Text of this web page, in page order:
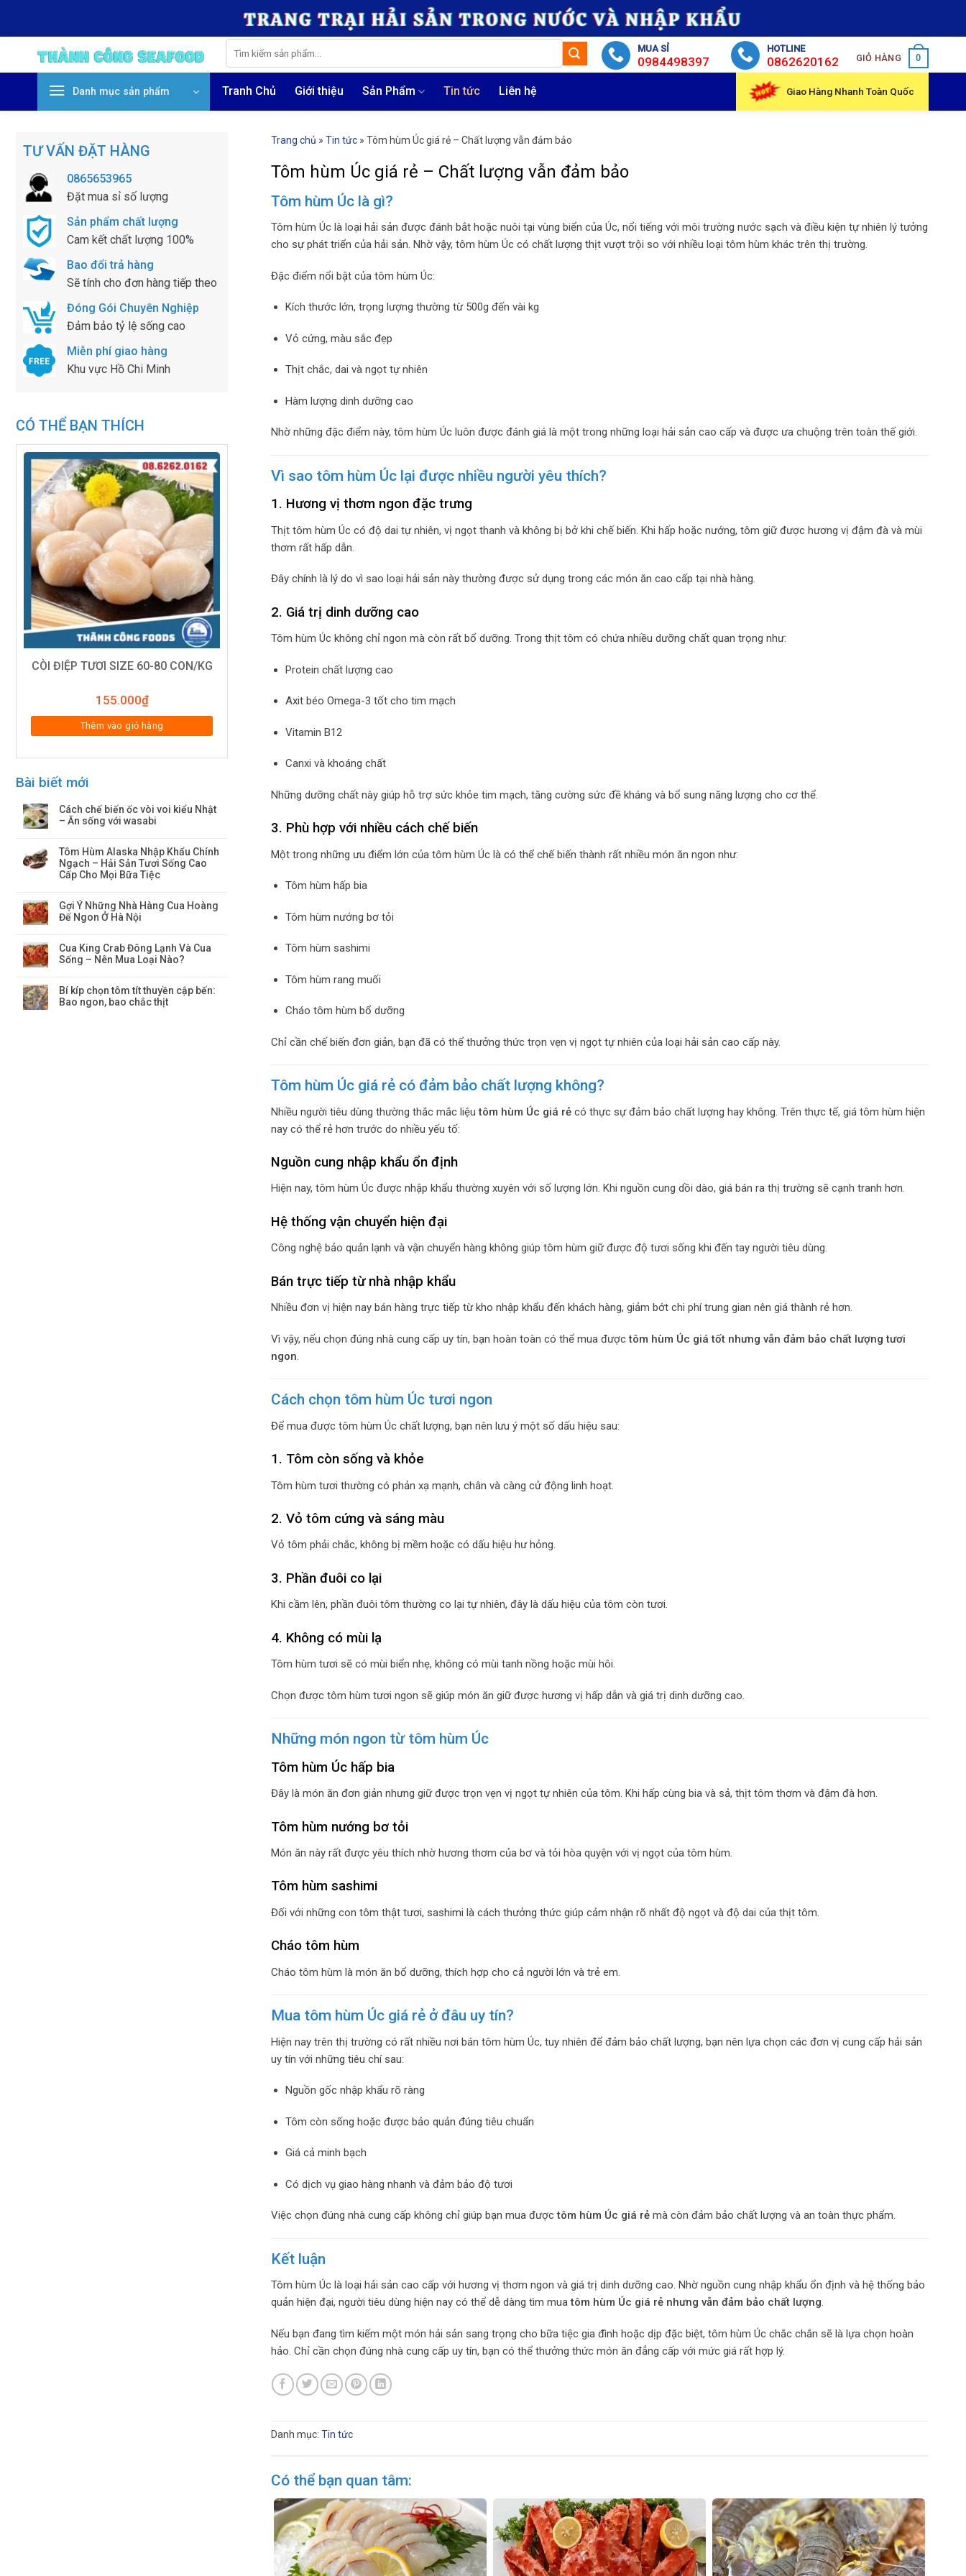
kiếm:
MUA SỈ
0984498397
HOTLINE
0862620162 GIỎ HÀNG 0
Danh mục sản phẩm Tranh Chủ Giới thiệu Sản Phẩm Tin tức Liên hệ Giao Hàng Nhanh Toàn Quốc
TƯ VẤN ĐẶT HÀNG
0865653965
Đặt mua sỉ số lượng
Sản phẩm chất lượng
Cam kết chất lượng 100%
Bao đổi trả hàng
Sẽ tính cho đơn hàng tiếp theo
Đóng Gói Chuyên Nghiệp
Đảm bảo tỷ lệ sống cao
Miễn phí giao hàng
Khu vực Hồ Chi Minh
CÓ THỂ BẠN THÍCH
CÒI ĐIỆP TƯƠI SIZE 60-80 CON/KG
155.000₫
Thêm vào giỏ hàng
Bài biết mới
Cách chế biến ốc vòi voi kiểu Nhật
– Ăn sống với wasabi
Tôm Hùm Alaska Nhập Khẩu Chính
Ngạch – Hải Sản Tươi Sống Cao
Cấp Cho Mọi Bữa Tiệc
Gợi Ý Những Nhà Hàng Cua Hoàng
Đế Ngon Ở Hà Nội
Cua King Crab Đông Lạnh Và Cua
Sống – Nên Mua Loại Nào?
Bí kíp chọn tôm tít thuyền cập bến:
Bao ngon, bao chắc thịt
Trang chủ » Tin tức » Tôm hùm Úc giá rẻ – Chất lượng vẫn đảm bảo
Tôm hùm Úc giá rẻ – Chất lượng vẫn đảm bảo
Tôm hùm Úc là gì?
Tôm hùm Úc là loại hải sản được đánh bắt hoặc nuôi tại vùng biển của Úc, nổi tiếng với môi trường nước sạch và điều kiện tự nhiên lý tưởng
cho sự phát triển của hải sản. Nhờ vậy, tôm hùm Úc có chất lượng thịt vượt trội so với nhiều loại tôm hùm khác trên thị trường.
Đặc điểm nổi bật của tôm hùm Úc:
Kích thước lớn, trọng lượng thường từ 500g đến vài kg
Vỏ cứng, màu sắc đẹp
Thịt chắc, dai và ngọt tự nhiên
Hàm lượng dinh dưỡng cao
Nhờ những đặc điểm này, tôm hùm Úc luôn được đánh giá là một trong những loại hải sản cao cấp và được ưa chuộng trên toàn thế giới.
Vì sao tôm hùm Úc lại được nhiều người yêu thích?
1. Hương vị thơm ngon đặc trưng
Thịt tôm hùm Úc có độ dai tự nhiên, vị ngọt thanh và không bị bở khi chế biến. Khi hấp hoặc nướng, tôm giữ được hương vị đậm đà và mùi
thơm rất hấp dẫn.
Đây chính là lý do vì sao loại hải sản này thường được sử dụng trong các món ăn cao cấp tại nhà hàng.
2. Giá trị dinh dưỡng cao
Tôm hùm Úc không chỉ ngon mà còn rất bổ dưỡng. Trong thịt tôm có chứa nhiều dưỡng chất quan trọng như:
Protein chất lượng cao
Axit béo Omega-3 tốt cho tim mạch
Vitamin B12
Canxi và khoáng chất
Những dưỡng chất này giúp hỗ trợ sức khỏe tim mạch, tăng cường sức đề kháng và bổ sung năng lượng cho cơ thể.
3. Phù hợp với nhiều cách chế biến
Một trong những ưu điểm lớn của tôm hùm Úc là có thể chế biến thành rất nhiều món ăn ngon như:
Tôm hùm hấp bia
Tôm hùm nướng bơ tỏi
Tôm hùm sashimi
Tôm hùm rang muối
Cháo tôm hùm bổ dưỡng
Chỉ cần chế biến đơn giản, bạn đã có thể thưởng thức trọn vẹn vị ngọt tự nhiên của loại hải sản cao cấp này.
Tôm hùm Úc giá rẻ có đảm bảo chất lượng không?
Nhiều người tiêu dùng thường thắc mắc liệutôm hùm Úc giá rẻ có thực sự đảm bảo chất lượng hay không. Trên thực tế, giá tôm hùm hiện
nay có thể rẻ hơn trước do nhiều yếu tố:
Nguồn cung nhập khẩu ổn định
Hiện nay, tôm hùm Úc được nhập khẩu thường xuyên với số lượng lớn. Khi nguồn cung dồi dào, giá bán ra thị trường sẽ cạnh tranh hơn.
Hệ thống vận chuyển hiện đại
Công nghệ bảo quản lạnh và vận chuyển hàng không giúp tôm hùm giữ được độ tươi sống khi đến tay người tiêu dùng.
Bán trực tiếp từ nhà nhập khẩu
Nhiều đơn vị hiện nay bán hàng trực tiếp từ kho nhập khẩu đến khách hàng, giảm bớt chi phí trung gian nên giá thành rẻ hơn.
Vì vậy, nếu chọn đúng nhà cung cấp uy tín, bạn hoàn toàn có thể mua đượctôm hùm Úc giá tốt nhưng vẫn đảm bảo chất lượng tươi
ngon.
Cách chọn tôm hùm Úc tươi ngon
Để mua được tôm hùm Úc chất lượng, bạn nên lưu ý một số dấu hiệu sau:
1. Tôm còn sống và khỏe
Tôm hùm tươi thường có phản xạ mạnh, chân và càng cử động linh hoạt.
2. Vỏ tôm cứng và sáng màu
Vỏ tôm phải chắc, không bị mềm hoặc có dấu hiệu hư hỏng.
3. Phần đuôi co lại
Khi cầm lên, phần đuôi tôm thường co lại tự nhiên, đây là dấu hiệu của tôm còn tươi.
4. Không có mùi lạ
Tôm hùm tươi sẽ có mùi biển nhẹ, không có mùi tanh nồng hoặc mùi hôi.
Chọn được tôm hùm tươi ngon sẽ giúp món ăn giữ được hương vị hấp dẫn và giá trị dinh dưỡng cao.
Những món ngon từ tôm hùm Úc
Tôm hùm Úc hấp bia
Đây là món ăn đơn giản nhưng giữ được trọn vẹn vị ngọt tự nhiên của tôm. Khi hấp cùng bia và sả, thịt tôm thơm và đậm đà hơn.
Tôm hùm nướng bơ tỏi
Món ăn này rất được yêu thích nhờ hương thơm của bơ và tỏi hòa quyện với vị ngọt của tôm hùm.
Tôm hùm sashimi
Đối với những con tôm thật tươi, sashimi là cách thưởng thức giúp cảm nhận rõ nhất độ ngọt và độ dai của thịt tôm.
Cháo tôm hùm
Cháo tôm hùm là món ăn bổ dưỡng, thích hợp cho cả người lớn và trẻ em.
Mua tôm hùm Úc giá rẻ ở đâu uy tín?
Hiện nay trên thị trường có rất nhiều nơi bán tôm hùm Úc, tuy nhiên để đảm bảo chất lượng, bạn nên lựa chọn các đơn vị cung cấp hải sản
uy tín với những tiêu chí sau:
Nguồn gốc nhập khẩu rõ ràng
Tôm còn sống hoặc được bảo quản đúng tiêu chuẩn
Giá cả minh bạch
Có dịch vụ giao hàng nhanh và đảm bảo độ tươi
Việc chọn đúng nhà cung cấp không chỉ giúp bạn mua đượctôm hùm Úc giá rẻ mà còn đảm bảo chất lượng và an toàn thực phẩm.
Kết luận
Tôm hùm Úc là loại hải sản cao cấp với hương vị thơm ngon và giá trị dinh dưỡng cao. Nhờ nguồn cung nhập khẩu ổn định và hệ thống bảo
quản hiện đại, người tiêu dùng hiện nay có thể dễ dàng tìm muatôm hùm Úc giá rẻ nhưng vẫn đảm bảo chất lượng.
Nếu bạn đang tìm kiếm một món hải sản sang trọng cho bữa tiệc gia đình hoặc dịp đặc biệt, tôm hùm Úc chắc chắn sẽ là lựa chọn hoàn
hảo. Chỉ cần chọn đúng nhà cung cấp uy tín, bạn có thể thưởng thức món ăn đẳng cấp với mức giá rất hợp lý.
Danh mục: Tin tức
Có thể bạn quan tâm: